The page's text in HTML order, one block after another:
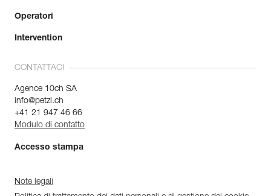
Operatori
Intervention
CONTATTACI
Agence 10ch SA
info@petzl.ch
+41 21 947 46 66
Modulo di contatto
Accesso stampa
Note legali